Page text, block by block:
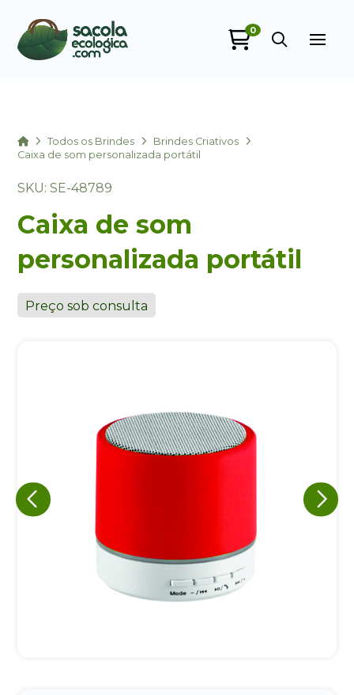
0
HomeTodos os Brindes
Brindes Criativos
Caixa de som personalizada portátil
SKU: SE-48789
Caixa de som
personalizada portátil
Preço sob consulta
+55
Eu concordo em receber comunicações.
A nossa empresa está comprometida a proteger e respeitar
sua privacidade, utilizaremos seus dados apenas para fins
qualquer momento.